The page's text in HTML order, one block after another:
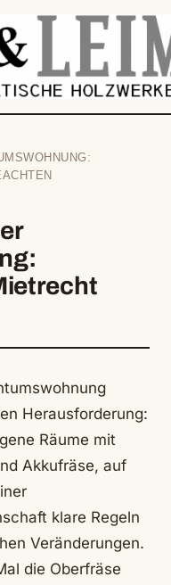
Herausforderung:
Räume mit
Akkufräse, auf
klare Regeln
Veränderungen.
die Oberfräse